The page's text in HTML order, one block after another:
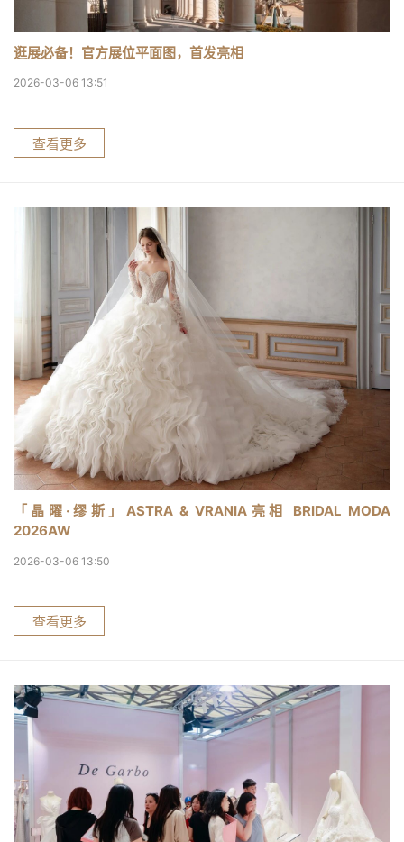
逛展必备！官方展位平面图，首发亮相
2026-03-06 13:51
查看更多
「晶曜·缪斯」ASTRA & VRANIA亮相 BRIDAL MODA
2026AW
2026-03-06 13:50
查看更多